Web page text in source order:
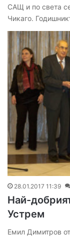
САЩ и по света
Чикаго.
28.01.2017 11:39
Най-
Устрем
Емил Димитров